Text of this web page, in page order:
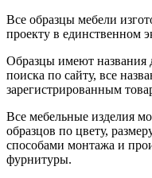
Все образцы мебели
проекту в единственном
Образцы имеют названия
поиска по сайту, все
зарегистрированным
Все мебельные изделия
образцов по цвету,
способами монтажа и
фурнитуры.